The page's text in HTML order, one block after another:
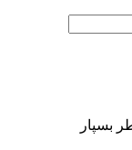
بسپار